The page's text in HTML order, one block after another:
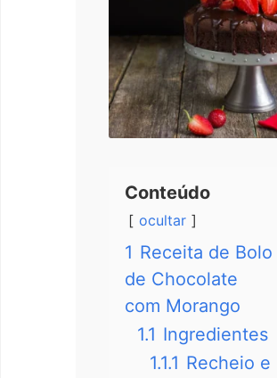
Conteúdo
ocultar
1 Receita de Bolo
de Chocolate
com Morango
1.1 Ingredientes
1.1.1 Recheio e